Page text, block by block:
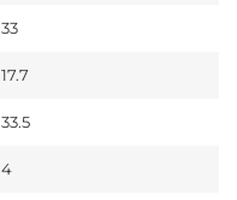
33
17.7
33.5
4